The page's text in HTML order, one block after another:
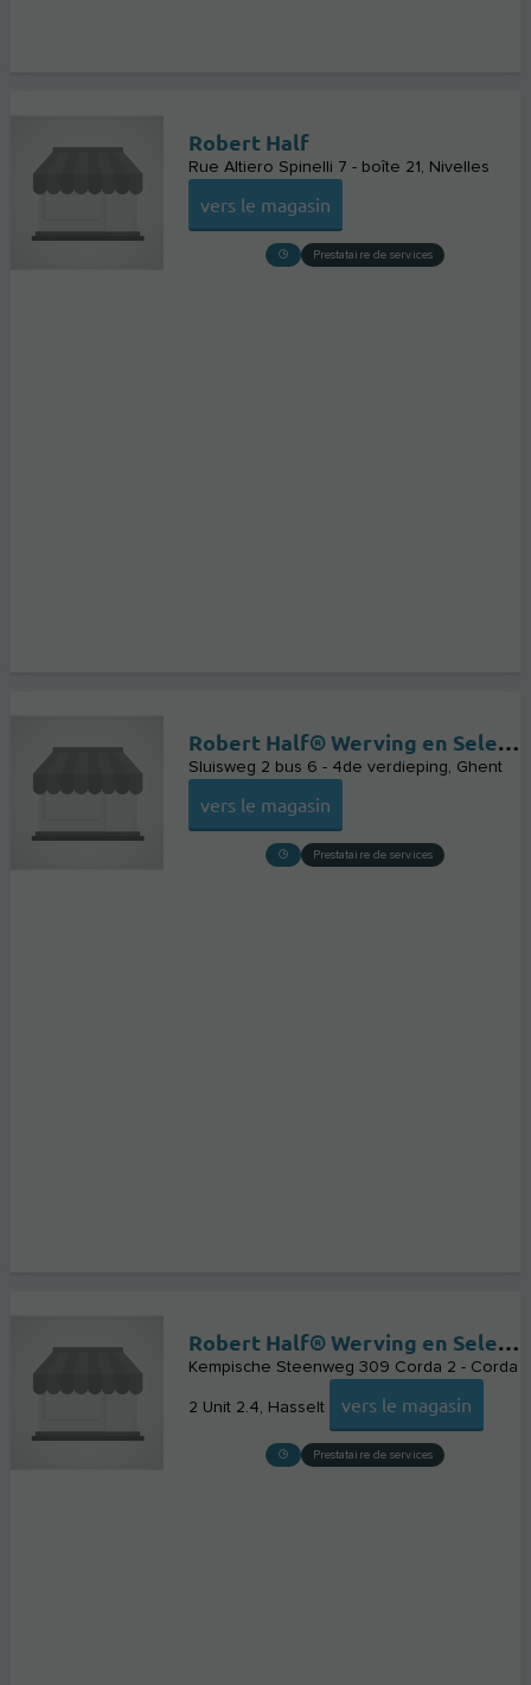
Robert Half
Rue Altiero Spinelli 7 - boîte 21 Nivelles
vers le magasin
Prestataire de services
Robert Half® Werving en Selectie
Sluisweg 2 bus 6 - 4de verdieping Ghent
vers le magasin
Prestataire de services
Robert Half® Werving en Selectie
Kempische Steenweg 309 Corda 2 - Corda
2 Unit 2.4 Hasselt vers le magasin
Prestataire de services